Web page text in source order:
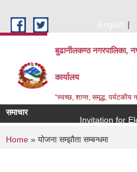
English
बुढानीलकण्ठ नगरपालिका,
कार्यालय
“स्वच्छ, शान्त, समृद्ध, पर्यटकीय
समाचार
Invitation for
You are here
Home » योजना सम्झौता सम्बन्धमा